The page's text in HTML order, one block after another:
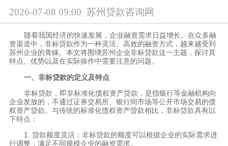
2026-07-08 09:00 苏州贷款咨询网
随着我国经济的快速发展，企业融资需求日益增长。在众多融
资渠道中，非标贷款作为一种灵活、高效的融资方式，越来越受到
苏州企业的青睐。本文将围绕苏州企业非标贷款这一主题，探讨其
特点、优势以及在实际操作中需要注意的问题。
一、非标贷款的定义及特点
非标贷款，即非标准化债权资产贷款，是指银行等金融机构向
企业发放的，不通过证券交易所、银行间市场等公开市场交易的债
权资产贷款。与传统的标准化债权资产贷款相比，非标贷款具有以
下特点：
1. 贷款额度灵活：非标贷款的额度可以根据企业的实际需求进
行调整，满足不同规模企业的融资需求。